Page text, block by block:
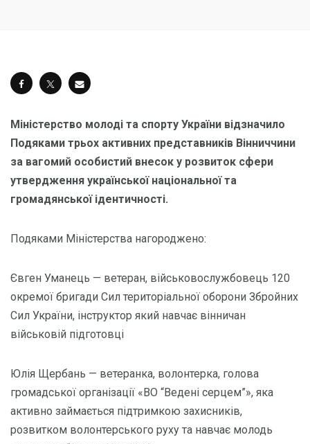
Міністерство молоді та спорту України відзначило
Подяками трьох активних представників Вінниччини
за вагомий особистий внесок у розвиток сфери
утвердження української національної та
громадянської ідентичності.
Подяками Міністерства нагороджено:
Євген Уманець — ветеран, військовослужбовець 120
окремої бригади Сил територіальної оборони Збройних
Сил України, інструктор який навчає вінничан
військовій підготовці
Юлія Щербань — ветеранка, волонтерка, голова
громадської організації «ВО “Ведені серцем”», яка
активно займається підтримкою захисників,
розвитком волонтерського руху та навчає молодь